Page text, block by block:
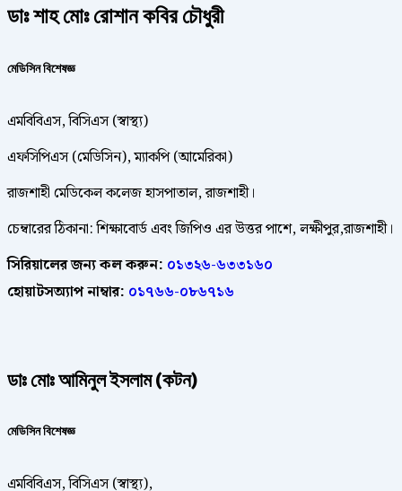
ডাঃ শাহ মোঃ রোশান কবির চৌধুরী
মেডিসিন বিশেষজ্ঞ
এমবিবিএস, বিসিএস (স্বাস্থ্য)
এফসিপিএস (মেডিসিন), ম্যাকপি (আমেরিকা)
রাজশাহী মেডিকেল কলেজ হাসপাতাল, রাজশাহী।
চেম্বারের ঠিকানা: শিক্ষাবোর্ড এবং জিপিও এর উত্তর পাশে, লক্ষীপুর,রাজশাহী।
সিরিয়ালের জন্য কল করুন: ০১৩২৬-৬৩৩১৬০
হোয়াটসঅ্যাপ নাম্বার: ০১৭৬৬-০৮৬৭১৬
ডাঃ মোঃ আমিনুল ইসলাম (কটন)
মেডিসিন বিশেষজ্ঞ
এমবিবিএস, বিসিএস (স্বাস্থ্য),